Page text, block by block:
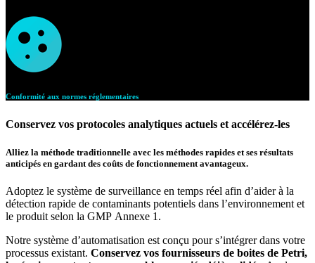
Conformité aux normes réglementaires
Conservez vos protocoles analytiques actuels et accélérez-les
Alliez la méthode traditionnelle avec les méthodes rapides et ses résultats
anticipés en gardant des coûts de fonctionnement avantageux.
Adoptez le système de surveillance en temps réel afin d’aider à la
détection rapide de contaminants potentiels dans l’environnement et
le produit selon la GMP Annexe 1.
Notre système d’automatisation est conçu pour s’intégrer dans votre
processus existant. Conservez vos fournisseurs de boites de Petri,